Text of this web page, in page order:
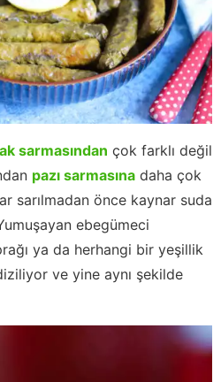
sarmasından çok farklı değil
pazı sarmasına daha çok
sarılmadan önce kaynar suda
ebegümeci
ya da herhangi bir yeşillik
ve yine aynı şekilde